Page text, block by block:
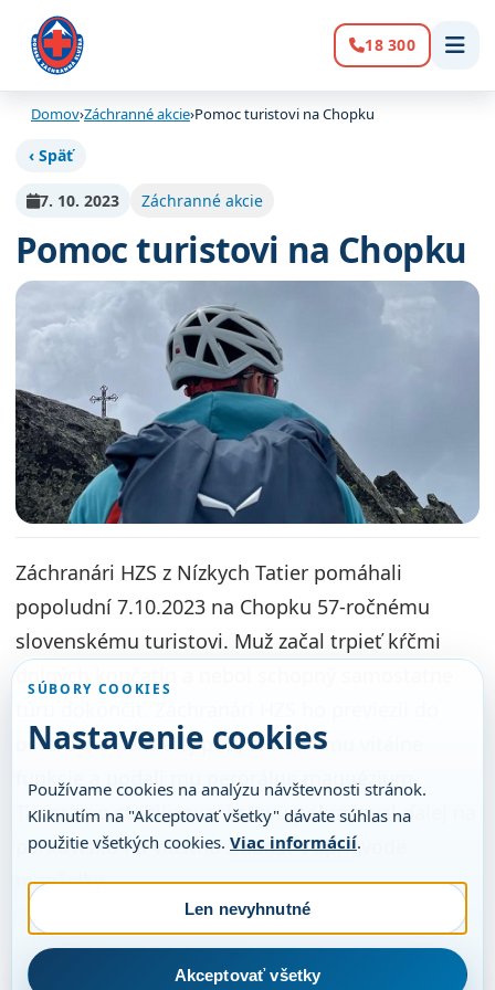
Volanie:
18 300
Domov›Záchranné akcie›Pomoc turistovi na Chopku
‹ Späť
7. 10. 2023 Záchranné akcie
Pomoc turistovi na Chopku
Záchranári HZS z Nízkych Tatier pomáhali
popoludní 7.10.2023 na Chopku 57-ročnému
slovenskému turistovi. Muž začal trpieť kŕčmi
dolných končatín a nebol schopný samostatne
ošetrovne na Bielej púti, zmerali mu vitálne
funkcie a podali mu perorálne magnézium.
Turista po stabilizovaní stavu pokračoval ďalej na
parkovisko na vlastnú žiadosť v sprievode
manželky.
SÚBORY COOKIES
Nastavenie cookies
Používame cookies na analýzu návštevnosti stránok.
Kliknutím na "Akceptovať všetky" dávate súhlas na
použitie všetkých cookies. Viac informácií.
Len nevyhnutné
Akceptovať všetky